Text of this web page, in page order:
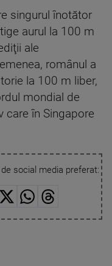
singurul înotător
aurul la 100 m
ale
românul a
la 100 m liber,
mondial de
care în Singapore
social media preferat: